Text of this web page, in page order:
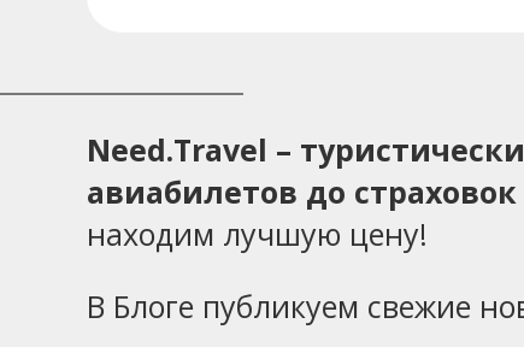
Need.Travel –
авиабилетов до
находим лучшую цену!
В Блоге публикуем свежие